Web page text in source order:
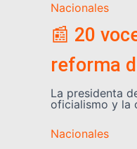
Nacionales
📰 20
reforma
La presidenta
oficialismo y la
Nacionales